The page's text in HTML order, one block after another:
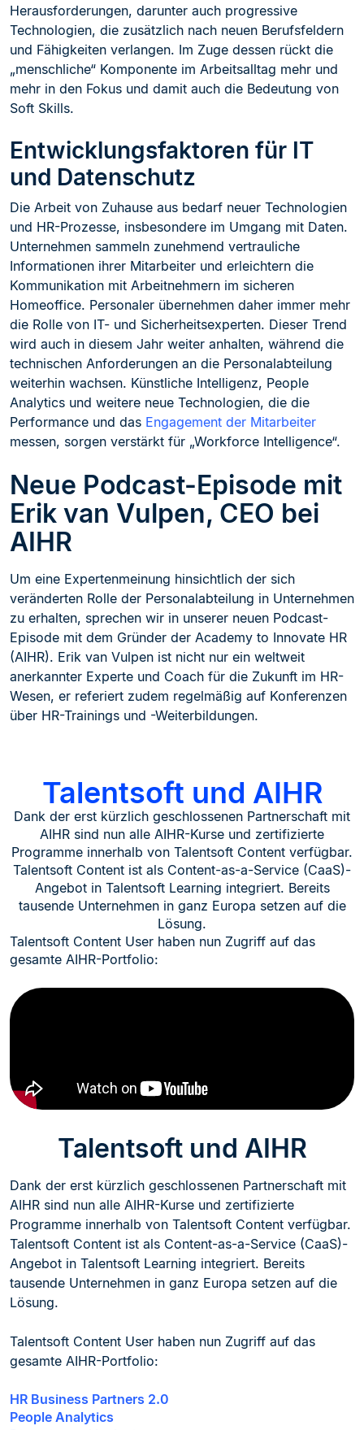
Herausforderungen, darunter auch progressive
Technologien, die zusätzlich nach neuen Berufsfeldern
und Fähigkeiten verlangen. Im Zuge dessen rückt die
„menschliche“ Komponente im Arbeitsalltag mehr und
mehr in den Fokus und damit auch die Bedeutung von
Soft Skills.
Entwicklungsfaktoren für IT
und Datenschutz
Die Arbeit von Zuhause aus bedarf neuer Technologien
und HR-Prozesse, insbesondere im Umgang mit Daten.
Unternehmen sammeln zunehmend vertrauliche
Informationen ihrer Mitarbeiter und erleichtern die
Kommunikation mit Arbeitnehmern im sicheren
Homeoffice. Personaler übernehmen daher immer mehr
die Rolle von IT- und Sicherheitsexperten. Dieser Trend
wird auch in diesem Jahr weiter anhalten, während die
technischen Anforderungen an die Personalabteilung
weiterhin wachsen. Künstliche Intelligenz, People
Analytics und weitere neue Technologien, die die
Performance und das Engagement der Mitarbeiter
messen, sorgen verstärkt für „Workforce Intelligence“.
Neue Podcast-Episode mit
Erik van Vulpen, CEO bei
AIHR
Um eine Expertenmeinung hinsichtlich der sich
veränderten Rolle der Personalabteilung in Unternehmen
zu erhalten, sprechen wir in unserer neuen Podcast-
Episode mit dem Gründer der Academy to Innovate HR
(AIHR). Erik van Vulpen ist nicht nur ein weltweit
anerkannter Experte und Coach für die Zukunft im HR-
Wesen, er referiert zudem regelmäßig auf Konferenzen
über HR-Trainings und -Weiterbildungen.
Talentsoft und AIHR
Dank der erst kürzlich geschlossenen Partnerschaft mit
AIHR sind nun alle AIHR-Kurse und zertifizierte
Programme innerhalb von Talentsoft Content verfügbar.
Talentsoft Content ist als Content-as-a-Service (CaaS)-
Angebot in Talentsoft Learning integriert. Bereits
tausende Unternehmen in ganz Europa setzen auf die
Lösung.
Talentsoft Content User haben nun Zugriff auf das
gesamte AIHR-Portfolio:
Talentsoft und AIHR
Dank der erst kürzlich geschlossenen Partnerschaft mit
AIHR sind nun alle AIHR-Kurse und zertifizierte
Programme innerhalb von Talentsoft Content verfügbar.
Talentsoft Content ist als Content-as-a-Service (CaaS)-
Angebot in Talentsoft Learning integriert. Bereits
tausende Unternehmen in ganz Europa setzen auf die
Lösung.
Talentsoft Content User haben nun Zugriff auf das
gesamte AIHR-Portfolio:
HR Business Partners 2.0
People Analytics